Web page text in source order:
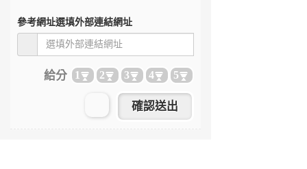
參考網址選填外部連結網址
給分 1 2 3 4 5